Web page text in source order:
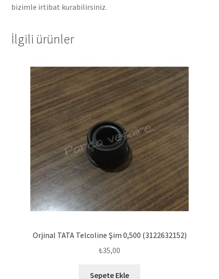
bizimle irtibat kurabilirsiniz.
İlgili ürünler
Orjinal TATA Telcoline Şim 0,500 (3122632152)
₺35,00
Sepete Ekle